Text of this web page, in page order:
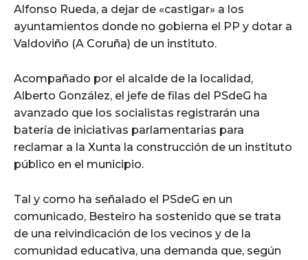
Alfonso Rueda, a dejar de «castigar» a los
ayuntamientos donde no gobierna el PP y dotar a
Valdoviño (A Coruña) de un instituto.
Acompañado por el alcalde de la localidad,
Alberto González, el jefe de filas del PSdeG ha
avanzado que los socialistas registrarán una
batería de iniciativas parlamentarias para
reclamar a la Xunta la construcción de un instituto
público en el municipio.
Tal y como ha señalado el PSdeG en un
comunicado, Besteiro ha sostenido que se trata
de una reivindicación de los vecinos y de la
comunidad educativa, una demanda que, según